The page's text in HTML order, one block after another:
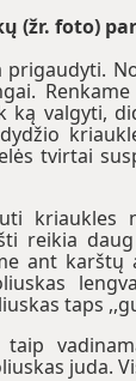
(žr. foto)
prigaudyti.
ką valgyti,
tvirtai
reikia
ant
taps
taip
juda.